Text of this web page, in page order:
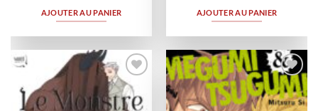
AJOUTER AU PANIER AJOUTER AU PANIER
Ajouter
à la
wishlist
Ajouter
à la
wishlist